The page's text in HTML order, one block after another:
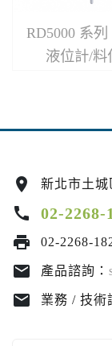
RD5000 系
液位計/料
location_on 新北市土城
call 02-2268-
print 02-2268-
email 產品諮詢：
email 業務 / 技術